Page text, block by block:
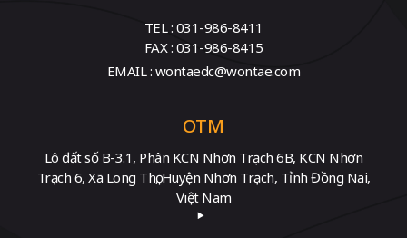
TEL : 031-986-8411
FAX : 031-986-8415
EMAIL : wontaedc@wontae.com
OTM
Lô đất số B-3.1, Phân KCN Nhơn Trạch 6B, KCN Nhơn
Trạch 6, Xã Long Thọ, Huyện Nhơn Trạch, Tỉnh Đồng Nai,
Việt Nam